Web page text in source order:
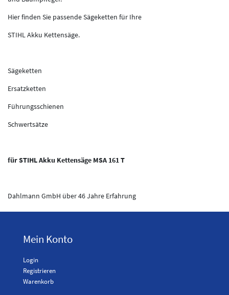
Hier finden Sie passende Sägeketten für Ihre
STIHL Akku Kettensäge.
Sägeketten
Ersatzketten
Führungsschienen
Schwertsätze
für STIHL Akku Kettensäge MSA 161 T
Dahlmann GmbH über 46 Jahre Erfahrung
Mein Konto
Login
Registrieren
Warenkorb